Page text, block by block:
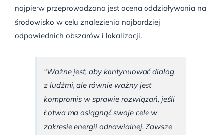
najpierw przeprowadzana jest ocena oddziaływania na
środowisko w celu znalezienia najbardziej
odpowiednich obszarów i lokalizacji.
“Ważne jest, aby kontynuować dialog
z ludźmi, ale równie ważny jest
kompromis w sprawie rozwiązań, jeśli
Łotwa ma osiągnąć swoje cele w
zakresie energii odnawialnej. Zawsze